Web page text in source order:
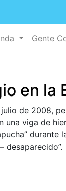
Gente
en la
julio de 2008,
una viga de
durante
desaparecido”.